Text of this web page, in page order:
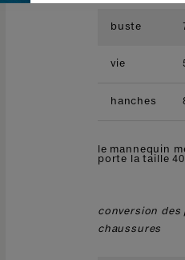
buste
vie
hanches
le mannequin
porte la taille
conversion des
chaussures